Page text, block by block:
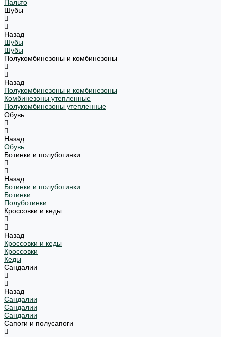
Пальто
Шубы
Назад
Шубы
Шубы
Полукомбинезоны и комбинезоны
Назад
Полукомбинезоны и комбинезоны
Комбинезоны утепленные
Полукомбинезоны утепленные
Обувь
Назад
Обувь
Ботинки и полуботинки
Назад
Ботинки и полуботинки
Ботинки
Полуботинки
Кроссовки и кеды
Назад
Кроссовки и кеды
Кроссовки
Кеды
Сандалии
Назад
Сандалии
Сандалии
Сандалии
Сапоги и полусапоги